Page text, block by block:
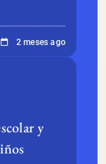
2 meses ago
y